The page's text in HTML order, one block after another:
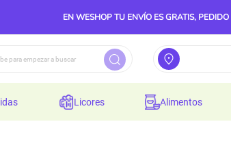
EN WESHOP TU ENVÍO ES GRATIS,
licores alimentos